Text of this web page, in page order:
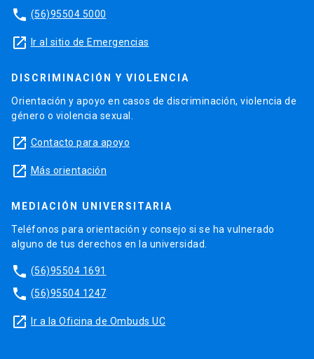
phone (56)95504 5000
launch Ir al sitio de Emergencias
DISCRIMINACIÓN Y VIOLENCIA
Orientación y apoyo en casos de discriminación, violencia de
género o violencia sexual.
launch Contacto para apoyo
launch Más orientación
MEDIACIÓN UNIVERSITARIA
Teléfonos para orientación y consejo si se ha vulnerado
alguno de tus derechos en la universidad.
phone (56)95504 1691
phone (56)95504 1247
launch Ir a la Oficina de Ombuds UC